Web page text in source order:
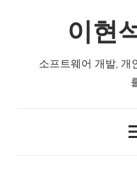
이현
소프트웨어 개발, 개